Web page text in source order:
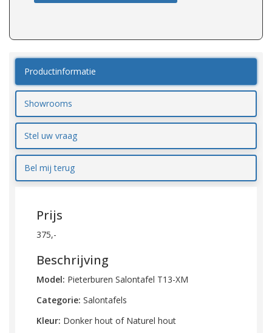
Productinformatie
Showrooms
Stel uw vraag
Bel mij terug
Prijs
375,-
Beschrijving
Model: Pieterburen Salontafel T13-XM
Categorie: Salontafels
Kleur: Donker hout of Naturel hout